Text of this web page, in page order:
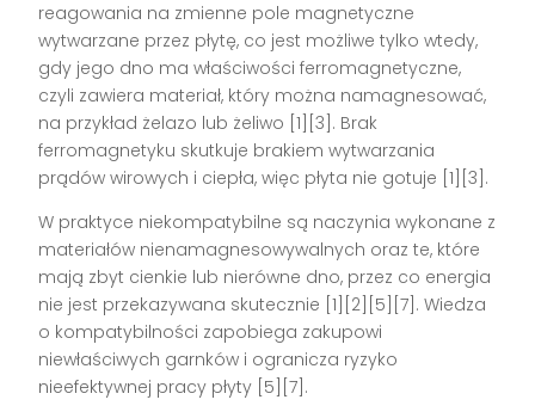
reagowania na zmienne pole magnetyczne
wytwarzane przez płytę, co jest możliwe tylko wtedy,
gdy jego dno ma właściwości ferromagnetyczne,
czyli zawiera materiał, który można namagnesować,
na przykład żelazo lub żeliwo [1][3]. Brak
ferromagnetyku skutkuje brakiem wytwarzania
prądów wirowych i ciepła, więc płyta nie gotuje [1][3].
W praktyce niekompatybilne są naczynia wykonane z
materiałów nienamagnesowywalnych oraz te, które
mają zbyt cienkie lub nierówne dno, przez co energia
nie jest przekazywana skutecznie [1][2][5][7]. Wiedza
o kompatybilności zapobiega zakupowi
niewłaściwych garnków i ogranicza ryzyko
nieefektywnej pracy płyty [5][7].